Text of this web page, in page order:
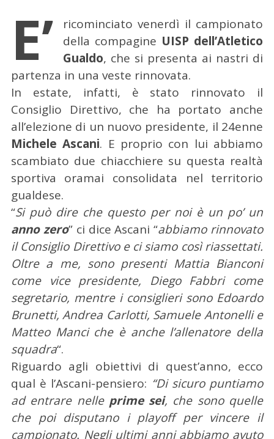
E’
ricominciato venerdì il campionato
della compagine UISP dell’Atletico
Gualdo, che si presenta ai nastri di
partenza in una veste rinnovata.
In estate, infatti, è stato rinnovato il
Consiglio Direttivo, che ha portato anche
all’elezione di un nuovo presidente, il 24enne
Michele Ascani. E proprio con lui abbiamo
scambiato due chiacchiere su questa realtà
sportiva oramai consolidata nel territorio
gualdese.
“Si può dire che questo per noi è un po’ un
anno zero” ci dice Ascani “abbiamo rinnovato
il Consiglio Direttivo e ci siamo così riassettati.
Oltre a me, sono presenti Mattia Bianconi
come vice presidente, Diego Fabbri come
segretario, mentre i consiglieri sono Edoardo
Brunetti, Andrea Carlotti, Samuele Antonelli e
Matteo Manci che è anche l’allenatore della
squadra“.
Riguardo agli obiettivi di quest’anno, ecco
qual è l’Ascani-pensiero: “Di sicuro puntiamo
ad entrare nelle prime sei, che sono quelle
che poi disputano i playoff per vincere il
campionato. Negli ultimi anni abbiamo avuto